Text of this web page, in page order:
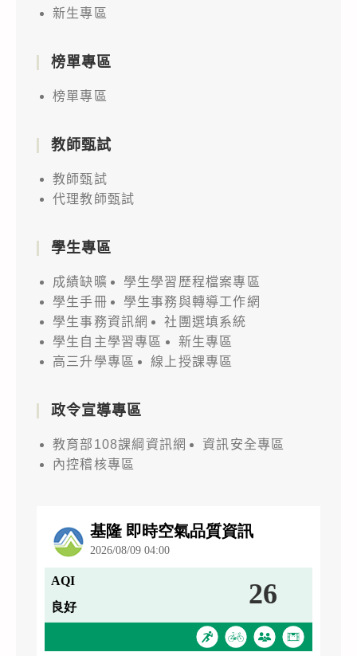
新生專區
榜單專區
榜單專區
教師甄試
教師甄試
代理教師甄試
學生專區
成績缺曠
學生學習歷程檔案專區
學生手冊
學生事務與轉導工作網
學生事務資訊網
社團選填系統
學生自主學習專區
新生專區
高三升學專區
線上授課專區
政令宣導專區
教育部108課綱資訊網
資訊安全專區
內控稽核專區